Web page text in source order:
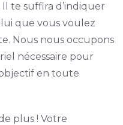
te suffira d’indiquer
que vous voulez
Nous nous occupons
nécessaire pour
en toute
plus ! Votre